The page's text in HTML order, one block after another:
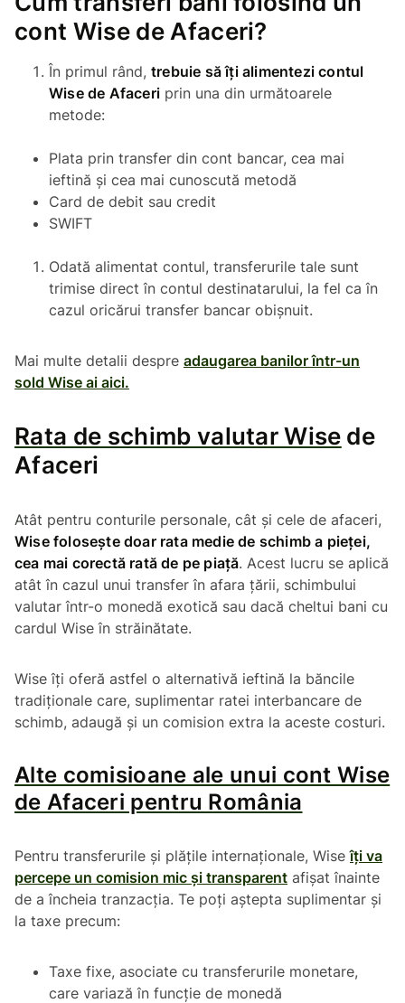
cont Wise de Afaceri?
În primul rând, trebuie să îți alimentezi contul
Wise de Afaceri prin una din următoarele
metode:
Plata prin transfer din cont bancar, cea mai
ieftină și cea mai cunoscută metodă
Card de debit sau credit
SWIFT
Odată alimentat contul, transferurile tale sunt
trimise direct în contul destinatarului, la fel ca în
cazul oricărui transfer bancar obișnuit.
Mai multe detalii despre adaugarea banilor într-un
sold Wise ai aici.
Rata de schimb valutar Wise de
Afaceri
Atât pentru conturile personale, cât și cele de afaceri,
Wise folosește doar rata medie de schimb a pieței,
cea mai corectă rată de pe piață. Acest lucru se aplică
atât în cazul unui transfer în afara țării, schimbului
valutar într-o monedă exotică sau dacă cheltui bani cu
cardul Wise în străinătate.
Wise îți oferă astfel o alternativă ieftină la băncile
tradiționale care, suplimentar ratei interbancare de
schimb, adaugă și un comision extra la aceste costuri.
Alte comisioane ale unui cont Wise
de Afaceri pentru România
Pentru transferurile și plățile internaționale, Wiseîți va
percepe un comision mic și transparent afișat înainte
de a încheia tranzacția. Te poți aștepta suplimentar și
la taxe precum:
Taxe fixe, asociate cu transferurile monetare,
care variază în funcție de monedă